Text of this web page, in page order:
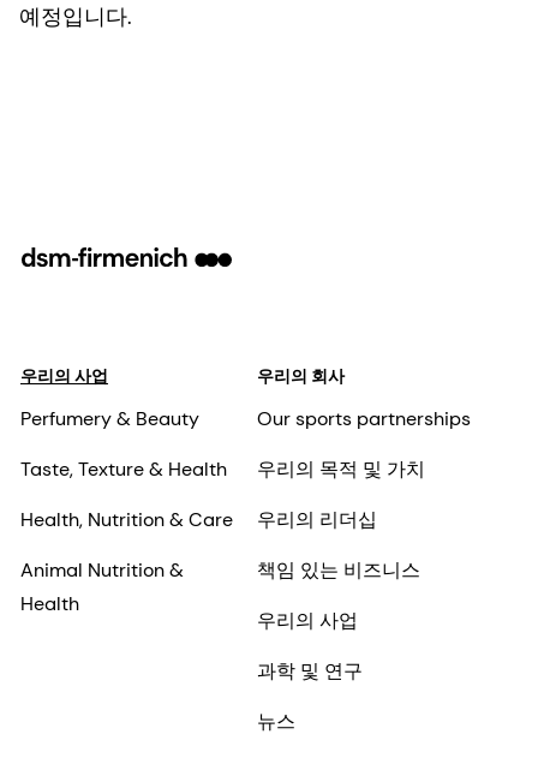
예정입니다.
우리의 사업
Perfumery & Beauty
Taste, Texture & Health
Health, Nutrition & Care
Animal Nutrition &
Health
우리의 회사
Our sports partnerships
우리의 목적 및 가치
우리의 리더십
책임 있는 비즈니스
우리의 사업
과학 및 연구
뉴스